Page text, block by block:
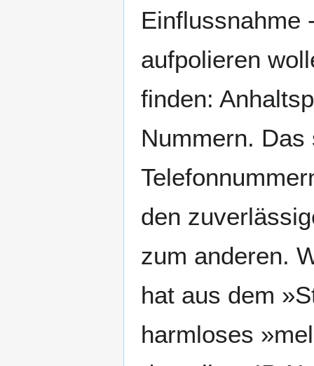
Einflussnahme
aufpolieren
finden:
Nummern.
den
zum anderen.
hat aus dem
harmloses